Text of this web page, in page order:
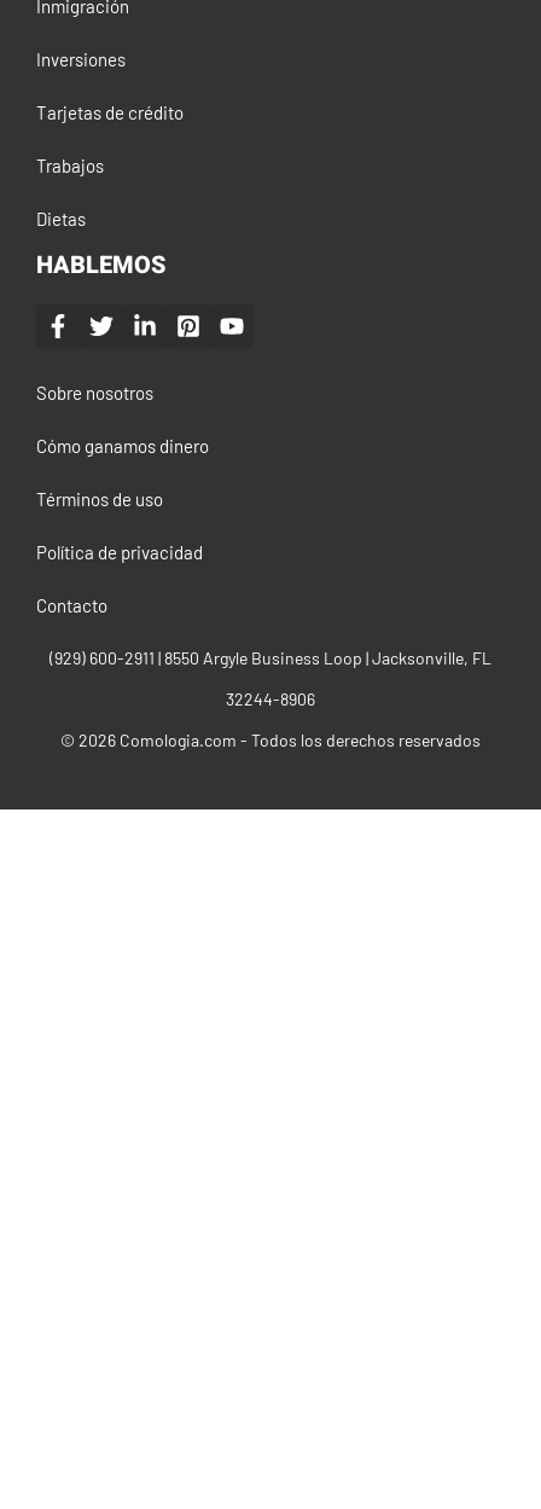
Inmigración
Inversiones
Tarjetas de crédito
Trabajos
Dietas
HABLEMOS
Sobre nosotros
Cómo ganamos dinero
Términos de uso
Política de privacidad
Contacto
(929) 600-2911‬ | 8550 Argyle Business Loop | Jacksonville, FL
32244-8906
© 2026 Comologia.com - Todos los derechos reservados